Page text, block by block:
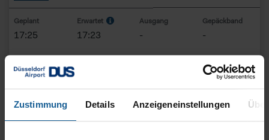
Zustimmung Details Anzeigeneinstellungen
Geplant
17:25
Erwartet
17:23
Ausgang
-
Gepäckband
-